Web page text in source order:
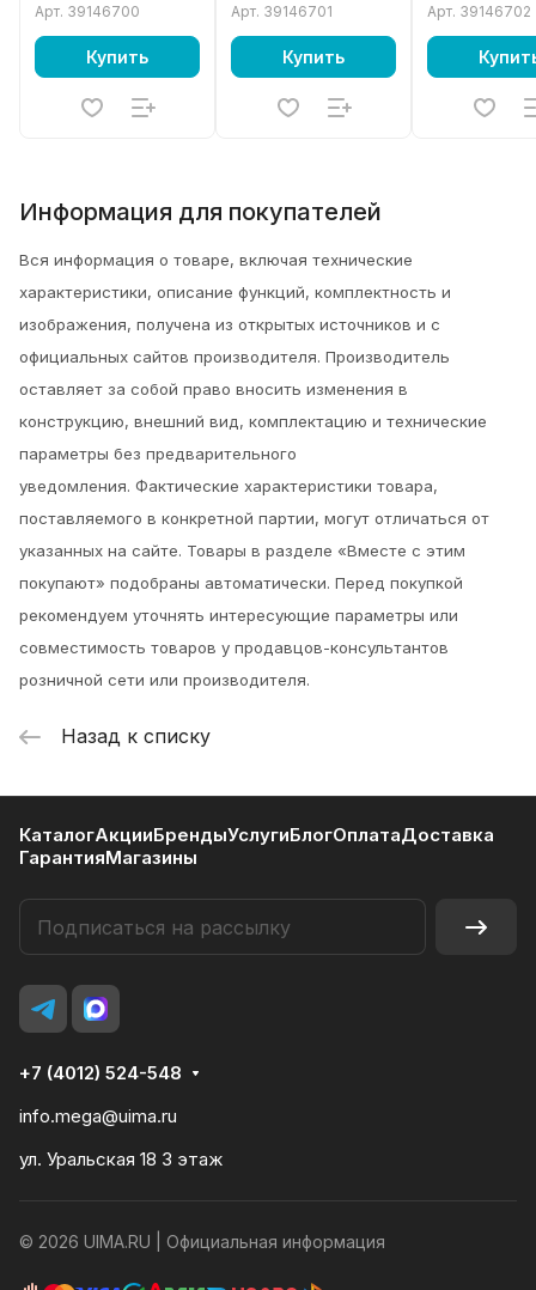
Арт. 39146700
Купить
Арт. 39146701
Купить
Арт. 39146702
Информация для покупателей
Вся информация о товаре, включая технические
характеристики, описание функций, комплектность и
изображения, получена из открытых источников и с
официальных сайтов производителя. Производитель
оставляет за собой право вносить изменения в
конструкцию, внешний вид, комплектацию и технические
параметры без предварительного
уведомления. Фактические характеристики товара,
поставляемого в конкретной партии, могут отличаться от
указанных на сайте. Товары в разделе «Вместе с этим
покупают» подобраны автоматически. Перед покупкой
рекомендуем уточнять интересующие параметры или
совместимость товаров у продавцов-консультантов
розничной сети или производителя.
Назад к списку
КаталогАкцииБрендыУслугиБлогОплатаДоставка
ГарантияМагазины
+7 (4012) 524-548
info.mega@uima.ru
ул. Уральская 18 3 этаж
© 2026 UIMA.RU | Официальная информация